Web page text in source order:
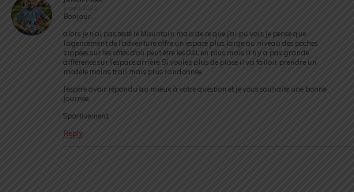
3 août 2021
Bonjour,
alors je n’ai pas testé le Mountain mais de ce que j’ai pu voir, je pense que
l’agencement de l’adventure offre un espace plus large au niveau des poches
zippées sur les côtés d’où peut être les 0.4L en plus mais il n’y a pas grande
différence sur l’espace arrière. Si voulez plus de place il va falloir prendre un
modèle moins trail mais plus randonnée.
J’espère avoir répondu au mieux à votre question et je vous souhaite une bonne
journée.
Sportivement.
Reply